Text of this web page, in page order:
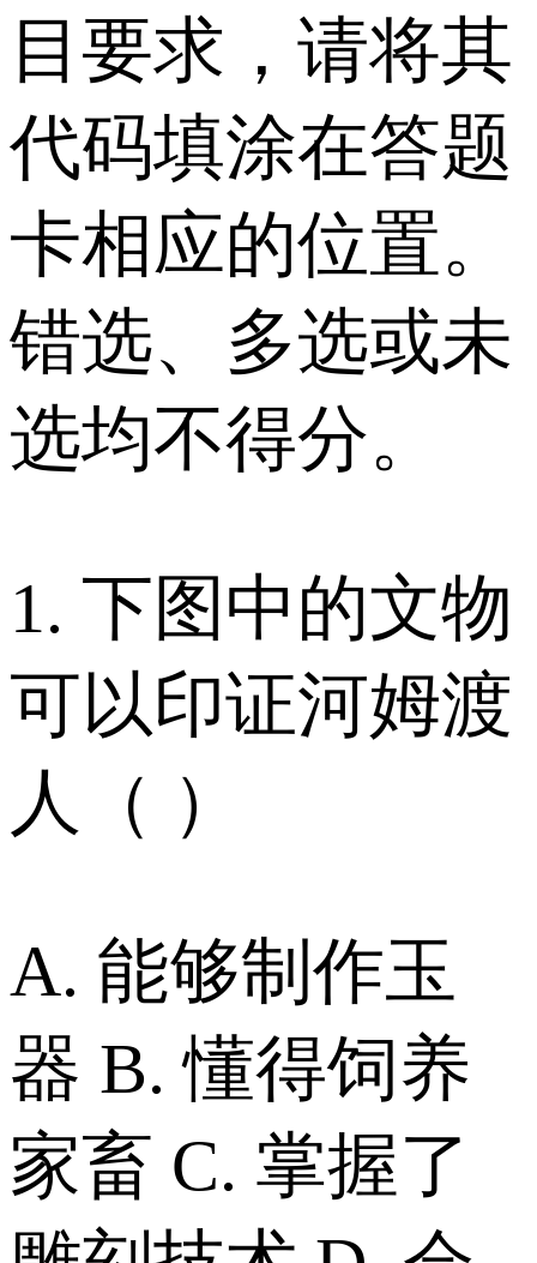
目要求，请将其
代码填涂在答题
卡相应的位置。
错选、多选或未
选均不得分。
1. 下图中的文物
可以印证河姆渡
人（ ）
A. 能够制作玉
器 B. 懂得饲养
家畜 C. 掌握了